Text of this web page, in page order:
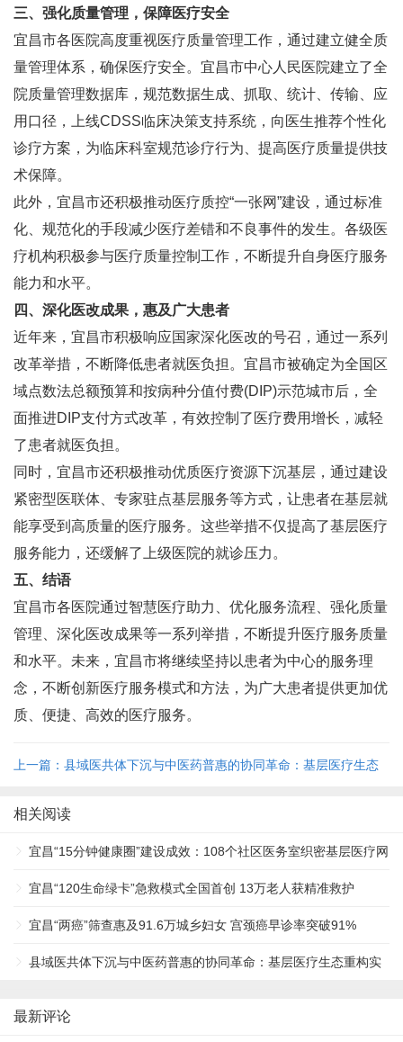
三、强化质量管理，保障医疗安全
宜昌市各医院高度重视医疗质量管理工作，通过建立健全质
量管理体系，确保医疗安全。宜昌市中心人民医院建立了全
院质量管理数据库，规范数据生成、抓取、统计、传输、应
用口径，上线CDSS临床决策支持系统，向医生推荐个性化
诊疗方案，为临床科室规范诊疗行为、提高医疗质量提供技
术保障。
此外，宜昌市还积极推动医疗质控“一张网”建设，通过标准
化、规范化的手段减少医疗差错和不良事件的发生。各级医
疗机构积极参与医疗质量控制工作，不断提升自身医疗服务
能力和水平。
四、深化医改成果，惠及广大患者
近年来，宜昌市积极响应国家深化医改的号召，通过一系列
改革举措，不断降低患者就医负担。宜昌市被确定为全国区
域点数法总额预算和按病种分值付费(DIP)示范城市后，全
面推进DIP支付方式改革，有效控制了医疗费用增长，减轻
了患者就医负担。
同时，宜昌市还积极推动优质医疗资源下沉基层，通过建设
紧密型医联体、专家驻点基层服务等方式，让患者在基层就
能享受到高质量的医疗服务。这些举措不仅提高了基层医疗
服务能力，还缓解了上级医院的就诊压力。
五、结语
宜昌市各医院通过智慧医疗助力、优化服务流程、强化质量
管理、深化医改成果等一系列举措，不断提升医疗服务质量
和水平。未来，宜昌市将继续坚持以患者为中心的服务理
念，不断创新医疗服务模式和方法，为广大患者提供更加优
质、便捷、高效的医疗服务。
上一篇：县域医共体下沉与中医药普惠的协同革命：基层医疗生态
相关阅读
宜昌“15分钟健康圈”建设成效：108个社区医务室织密基层医疗网
... 宜昌“120生命绿卡”急救模式全国首创 13万老人获精准救护
宜昌“两癌”筛查惠及91.6万城乡妇女 宫颈癌早诊率突破91%
县域医共体下沉与中医药普惠的协同革命：基层医疗生态重构实
最新评论